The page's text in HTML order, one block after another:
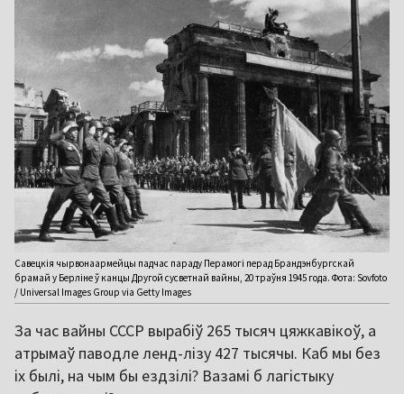
Савецкія чырвонаармейцы падчас параду Перамогі перад Брандэнбургскай
брамай у Берліне ў канцы Другой сусветнай вайны, 20 траўня 1945 года. Фота: Sovfoto
/ Universal Images Group via Getty Images
За час вайны СССР вырабіў 265 тысяч цяжкавікоў, а
атрымаў паводле ленд-лізу 427 тысячы. Каб мы без
іх былі, на чым бы ездзілі? Вазамі б лагістыку